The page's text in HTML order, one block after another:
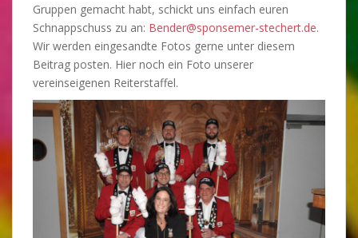
Gruppen gemacht habt, schickt uns einfach euren
Schnappschuss zu an: Bender@sponsemer-stechert.de.
Wir werden eingesandte Fotos gerne unter diesem
Beitrag posten. Hier noch ein Foto unserer
vereinseigenen Reiterstaffel.